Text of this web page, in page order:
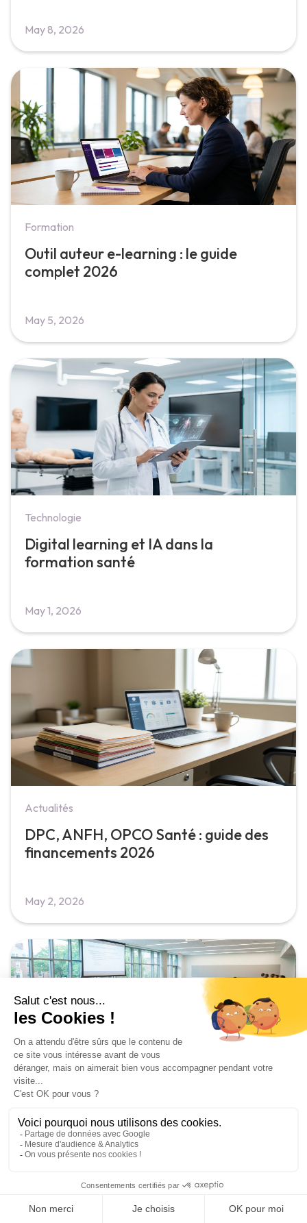
May 8, 2026
Formation
Outil auteur e-learning : le guide
complet 2026
May 5, 2026
Technologie
Digital learning et IA dans la
formation santé
May 1, 2026
Actualités
DPC, ANFH, OPCO Santé : guide des
financements 2026
May 2, 2026
Formation
Formation continue professionnels de
santé 2026
May 3, 2026